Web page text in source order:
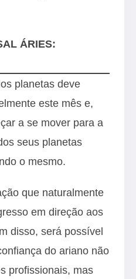
ÁRIES:
planetas deve
este mês e,
a se mover para a
seus planetas
o mesmo.
que naturalmente
em direção aos
disso, será possível
do ariano não
profissionais, mas